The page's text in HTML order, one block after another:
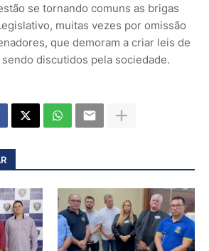
se tornando comuns as brigas
muitas vezes por omissão
que demoram a criar leis de
discutidos pela sociedade.